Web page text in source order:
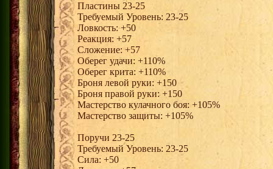
Пластины 23-25
Требуемый Уровень: 23-25
Ловкость: +50
Реакция: +57
Сложение: +57
Оберег удачи: +110%
Оберег крита: +110%
Броня левой руки: +150
Броня правой руки: +150
Мастерство кулачного боя: +105%
Мастерство защиты: +105%
Поручи 23-25
Требуемый Уровень: 23-25
Сила: +50